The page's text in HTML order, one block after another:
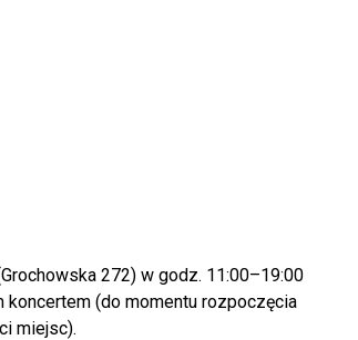
272) w godz. 11:00–19:00
koncertem (do momentu rozpoczęcia
miejsc).